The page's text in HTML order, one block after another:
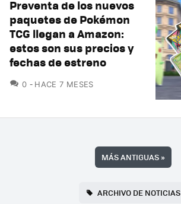
Preventa de los nuevos
paquetes de Pokémon
TCG llegan a Amazon:
estos son sus precios y
fechas de estreno
0 COMENTARIOS
HACE 7 MESES
MÁS ANTIGUAS»
ARCHIVO DE NOTICIAS